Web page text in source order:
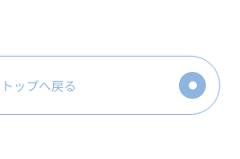
トップへ戻る